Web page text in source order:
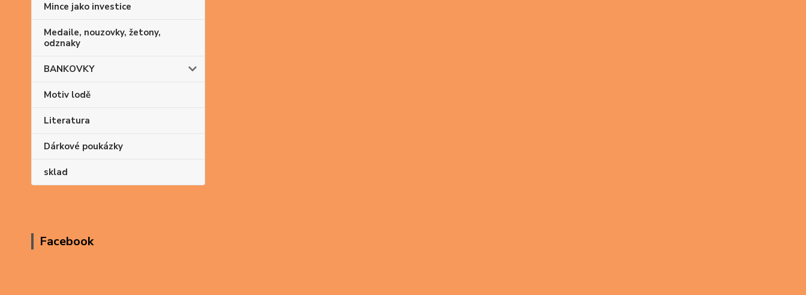
Mince jako investice
Medaile, nouzovky, žetony,
odznaky
BANKOVKY
Motiv lodě
Literatura
Dárkové poukázky
sklad
Facebook